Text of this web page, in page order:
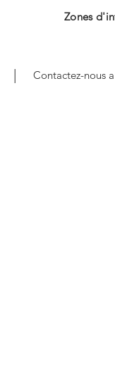
Zones
| Contactez-nous